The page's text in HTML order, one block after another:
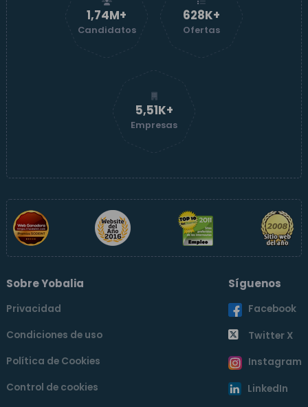
1,74M+
Candidatos
629K+
Ofertas
5,51K+
Empresas
Sobre Yobalia
Privacidad
Condiciones de uso
Política de Cookies
Control de cookies
Síguenos
Facebook
Twitter X
Instagram
LinkedIn